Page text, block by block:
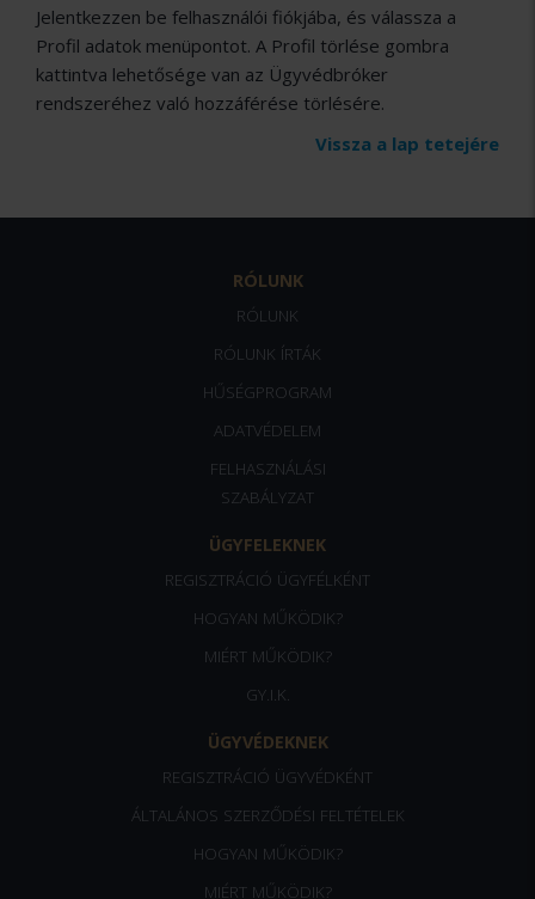
Jelentkezzen be felhasználói fiókjába, és válassza a
Profil adatok menüpontot. A Profil törlése gombra
kattintva lehetősége van az Ügyvédbróker
rendszeréhez való hozzáférése törlésére.
Vissza a lap tetejére
RÓLUNK
RÓLUNK
RÓLUNK ÍRTÁK
HŰSÉGPROGRAM
ADATVÉDELEM
FELHASZNÁLÁSI
SZABÁLYZAT
ÜGYFELEKNEK
REGISZTRÁCIÓ ÜGYFÉLKÉNT
HOGYAN MŰKÖDIK?
MIÉRT MŰKÖDIK?
GY.I.K.
ÜGYVÉDEKNEK
REGISZTRÁCIÓ ÜGYVÉDKÉNT
ÁLTALÁNOS SZERZŐDÉSI FELTÉTELEK
HOGYAN MŰKÖDIK?
MIÉRT MŰKÖDIK?